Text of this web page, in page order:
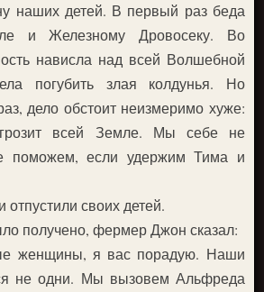
наших детей. В первый раз беда
и Железному Дровосеку. Во
нависла над всей Волшебной
погубить злая колдунья. Но
дело обстоит неизмеримо хуже:
всей Земле. Мы себе не
поможем, если удержим Тима и
своих детей.
получено, фермер Джон сказал:
женщины, я вас порадую. Наши
не одни. Мы вызовем Альфреда